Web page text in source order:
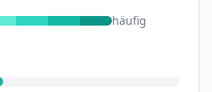
häufig